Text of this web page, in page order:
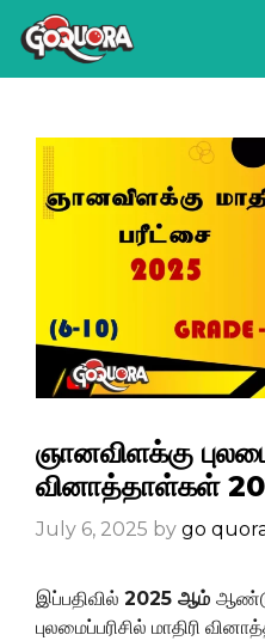
ஞானவிளக்கு
வினாத்தாள்கள்
July 6, 2025 by go
இப்பதிவில் 2025 ஆம்
புலமைப்பரிசில் மாதிரி